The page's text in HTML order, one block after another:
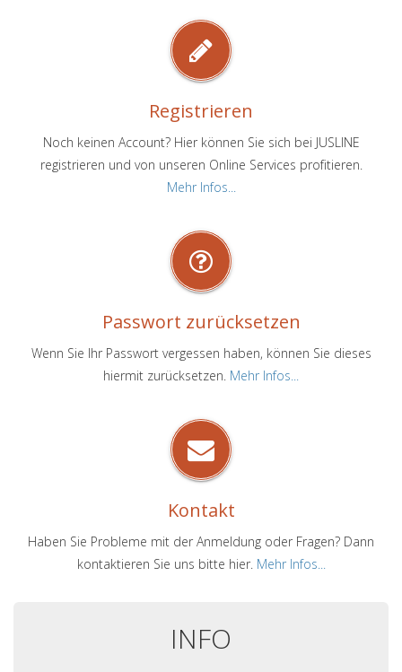
Registrieren
Noch keinen Account? Hier können Sie sich bei JUSLINE
registrieren und von unseren Online Services profitieren.
Mehr Infos...
Passwort zurücksetzen
Wenn Sie Ihr Passwort vergessen haben, können Sie dieses
hiermit zurücksetzen. Mehr Infos...
Kontakt
Haben Sie Probleme mit der Anmeldung oder Fragen? Dann
kontaktieren Sie uns bitte hier. Mehr Infos...
INFO